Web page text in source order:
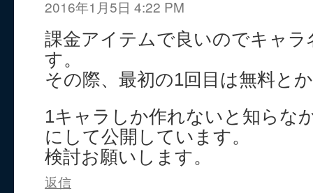
2016年1月5日 4:22 PM
課金アイテムで良いのでキャラ
す。
その際、最初の1回目は無料と
1キャラしか作れないと知らな
にして公開しています。
検討お願いします。
返信